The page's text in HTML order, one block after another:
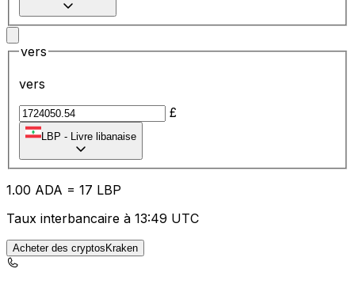
vers
vers
£
LBP - Livre libanaise
1.00 ADA = 17 LBP
Taux interbancaire à 13:49 UTC
Acheter des cryptosKraken